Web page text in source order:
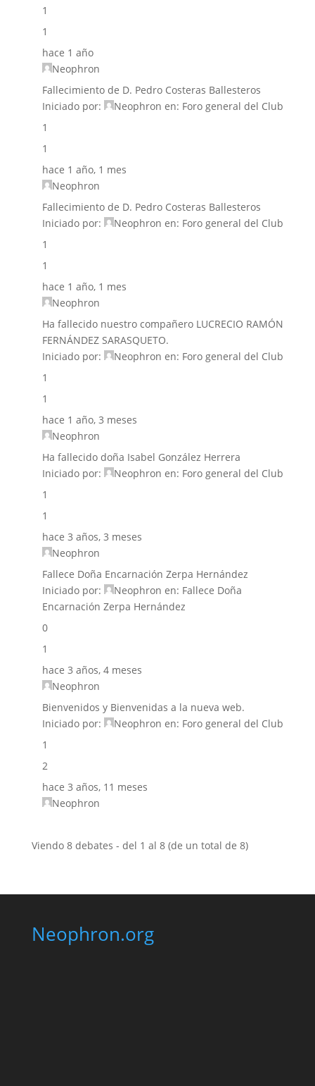
1
1
hace 1 año
Neophron
Fallecimiento de D. Pedro Costeras Ballesteros
Iniciado por:
Neophron en: Foro general del Club
1
1
hace 1 año, 1 mes
Neophron
Fallecimiento de D. Pedro Costeras Ballesteros
Iniciado por:
Neophron en: Foro general del Club
1
1
hace 1 año, 1 mes
Neophron
Ha fallecido nuestro compañero LUCRECIO RAMÓN
FERNÁNDEZ SARASQUETO.
Iniciado por:
Neophron en: Foro general del Club
1
1
hace 1 año, 3 meses
Neophron
Ha fallecido doña Isabel González Herrera
Iniciado por:
Neophron en: Foro general del Club
1
1
hace 3 años, 3 meses
Neophron
Fallece Doña Encarnación Zerpa Hernández
Iniciado por:
Neophron en: Fallece Doña
Encarnación Zerpa Hernández
0
1
hace 3 años, 4 meses
Neophron
Bienvenidos y Bienvenidas a la nueva web.
Iniciado por:
Neophron en: Foro general del Club
1
2
hace 3 años, 11 meses
Neophron
Viendo 8 debates - del 1 al 8 (de un total de 8)
Neophron.org